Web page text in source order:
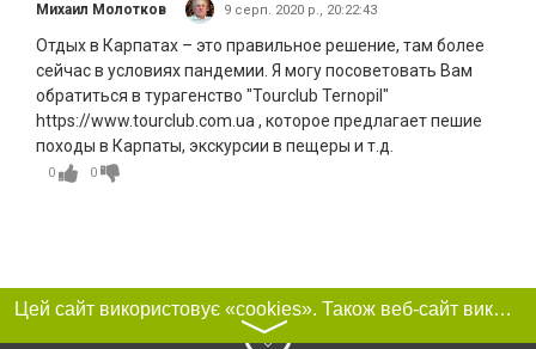
Михаил Молотков 9 серп. 2020 р., 20:22:43
Отдых в Карпатах – это правильное решение, там более
сейчас в условиях пандемии. Я могу посоветовать Вам
обратиться в турагенство "Tourclub Ternopil"
https://www.tourclub.com.ua , которое предлагает пешие
походы в Карпаты, экскурсии в пещеры и т.д.
0 0
Цей сайт використовує «cookies». Також веб-сайт використовує інтернет-сервіс для збору технічних даних стосовно відвідувачів з метою отримання маркетингової та статистичної інформації. Умови обробки даних відвідувачів сайту див.
〉